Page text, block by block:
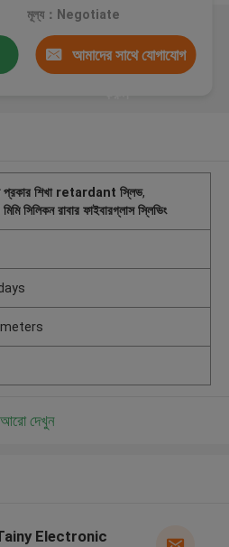
মূল্য：Negotiate
আমাদের সাথে যোগাযোগ
প্রকার শিখা retardant স্লিভ,
সিলিকন রাবার ফাইবারগ্লাস স্লিভিং
আরো দেখুন
Electronic